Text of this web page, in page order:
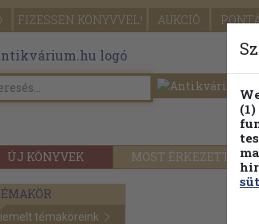
FIZESSEN KÖNYVVEL! AUKCIÓ
ÚJ KÖNYVEK MOST ÉRKEZETT
témaköreink